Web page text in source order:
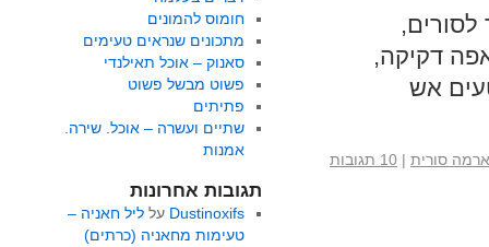
דקיקה,
אש
סורית | 10 תגובות
חומוס להמונים
מתכונים שנראים טעימים
סאנוק – אוכל תאילנדי
פשוט מבשל פשוט
פתיתים
שתיים ועשרה – אוכל. שירה.
אמנות
תגובות אחרונות
Dustinoxifs על ליל חאניה –
טעימות מחאניה (כרתים)